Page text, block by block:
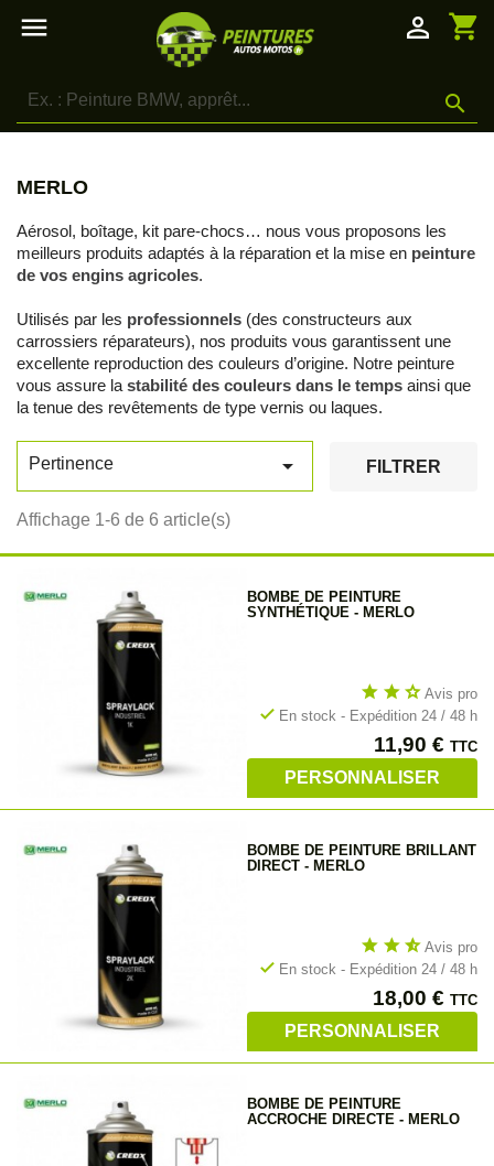
 shopping_cart
person_outline

MERLO
Aérosol, boîtage, kit pare-chocs… nous vous proposons les
meilleurs produits adaptés à la réparation et la mise en peinture
de vos engins agricoles.
Utilisés par les professionnels (des constructeurs aux
carrossiers réparateurs), nos produits vous garantissent une
excellente reproduction des couleurs d’origine. Notre peinture
vous assure la stabilité des couleurs dans le temps ainsi que
la tenue des revêtements de type vernis ou laques.
Pertinence  FILTRER
Affichage 1-6 de 6 article(s)
BOMBE DE PEINTURE
SYNTHÉTIQUE - MERLO
star star star_outline Avis pro
check En stock - Expédition 24 / 48 h
Prix
11,90 € TTC
PERSONNALISER
BOMBE DE PEINTURE BRILLANT
DIRECT - MERLO
star star star_half Avis pro
check En stock - Expédition 24 / 48 h
Prix
18,00 € TTC
PERSONNALISER
BOMBE DE PEINTURE
ACCROCHE DIRECTE - MERLO